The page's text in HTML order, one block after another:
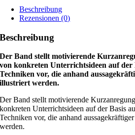
Beschreibung
Rezensionen (0)
Beschreibung
Der Band stellt motivierende
von konkreten Unterrichtsideen auf der
Techniken vor, die anhand
illustriert werden.
Der Band stellt motivierende
konkreten Unterrichtsideen auf der Basis
Techniken vor, die anhand
werden.